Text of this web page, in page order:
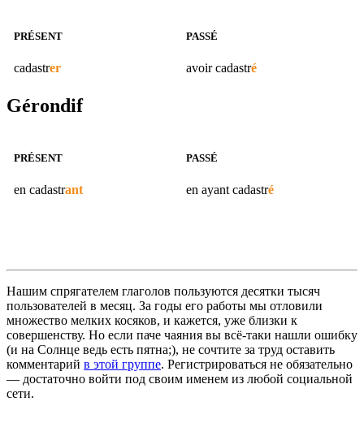
PRÉSENT
cadastrer
PASSÉ
avoircadastré
Gérondif
PRÉSENT
en cadastrant
PASSÉ
en ayant cadastré
Нашим спрягателем глаголов пользуются десятки тысяч
пользователей в месяц. За годы его работы мы отловили
множество мелких косяков, и кажется, уже близки к
совершенству. Но если паче чаяния вы всё-таки нашли ошибку
(и на Солнце ведь есть пятна;), не сочтите за труд оставить
комментарий в этой группе. Регистрироваться не обязательно
— достаточно войти под своим именем из любой социальной
сети.